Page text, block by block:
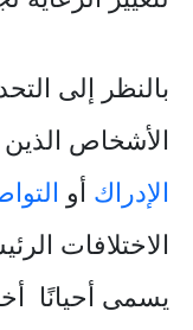
بالنظر إلى
الأشخاص
الإدراك أو
الاختلافات
يسمى أحيانًا